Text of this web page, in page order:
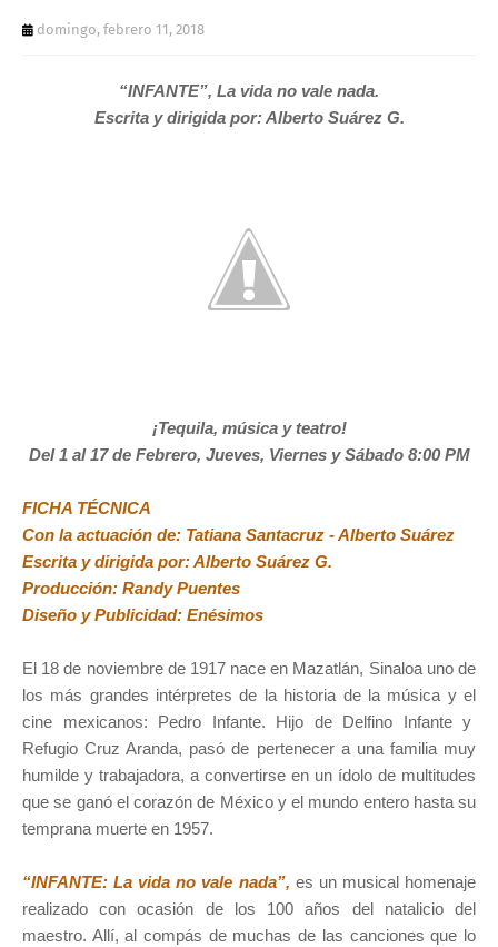
domingo, febrero 11, 2018
“INFANTE”, La vida no vale nada.
Escrita y dirigida por: Alberto Suárez G.
¡Tequila, música y teatro!
Del 1 al 17 de Febrero, Jueves, Viernes y Sábado 8:00 PM
FICHA TÉCNICA
Con la actuación de: Tatiana Santacruz - Alberto Suárez
Escrita y dirigida por: Alberto Suárez G.
Producción: Randy Puentes
Diseño y Publicidad: Enésimos
El 18 de noviembre de 1917 nace en Mazatlán, Sinaloa uno de
los más grandes intérpretes de la historia de la música y el
cine mexicanos: Pedro Infante. Hijo de Delfino Infante y
Refugio Cruz Aranda, pasó de pertenecer a una familia muy
humilde y trabajadora, a convertirse en un ídolo de multitudes
que se ganó el corazón de México y el mundo entero hasta su
temprana muerte en 1957.
“INFANTE: La vida no vale nada”, es un musical homenaje
realizado con ocasión de los 100 años del natalicio del
maestro. Allí, al compás de muchas de las canciones que lo